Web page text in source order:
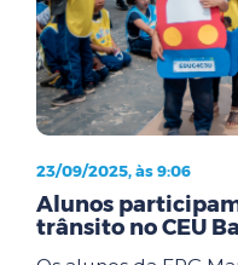
23/09/2025, às 9:06
Alunos
trânsito no CEU